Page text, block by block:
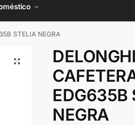
STELIA NEGRA
DELONGHI
EDG635B
NEGRA